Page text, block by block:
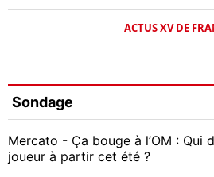
ACTUS XV DE
Sondage
Mercato - Ça bouge à l’OM : Qui
joueur à partir cet été ?